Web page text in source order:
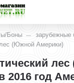
Боны
зарубежные
(Южной Америки)
2016 год